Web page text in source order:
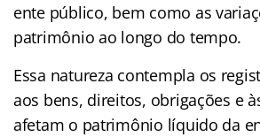
ente público, bem como as
patrimônio ao longo do tempo.
Essa natureza contempla os
aos bens, direitos, obrigações e
afetam o patrimônio líquido da